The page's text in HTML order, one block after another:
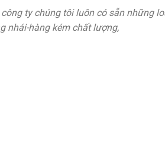
ty chúng tôi luôn có sẵn những
nhái-hàng kém chất lượng,